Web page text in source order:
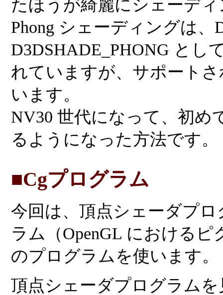
たほうが綺麗にシェーデ
Phong シェーディングは、
D3DSHADE_PHONG とし
れていますが、サポート
います。
NV30 世代になって、初め
るようになった方法です。
■Cgプログラム
今回は、頂点シェーダプ
ラム（OpenGL における
のプログラムを使います。
頂点シェーダプログラム